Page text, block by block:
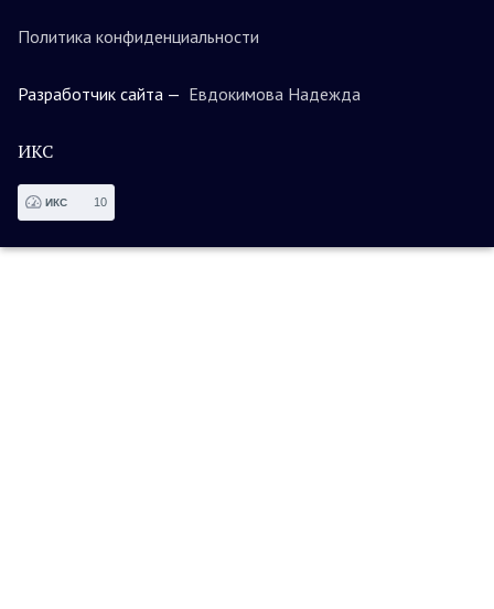
Политика конфиденциальности
Разработчик сайта — Евдокимова Надежда
ИКС
ИКС 10